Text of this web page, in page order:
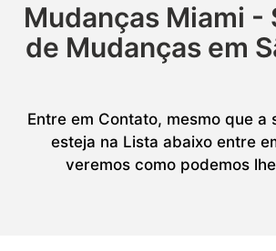
Mudanças Miami -
de Mudanças em
Entre em Contato, mesmo que a
esteja na Lista abaixo entre
veremos como podemos